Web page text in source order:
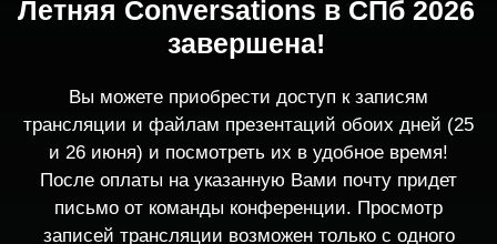
трансляции и файлам презентаций обоих дней (25
После оплаты на указанную Вами почту придет
записей трансляции возможен только с одного
устройства единовременно.
По любым вопросам пишите
contact@conversations-ai.co m